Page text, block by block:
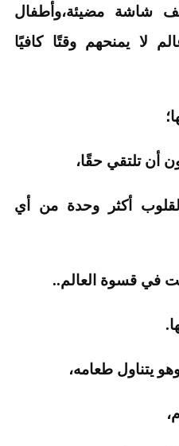
شاشة مضيئة،وأطفال
لا يمنحهم وقتًا كافيًا
أن تلتقي حقًا،
أكثر وحدة من أي
في قسوة العالم..
يتناول طعامه،